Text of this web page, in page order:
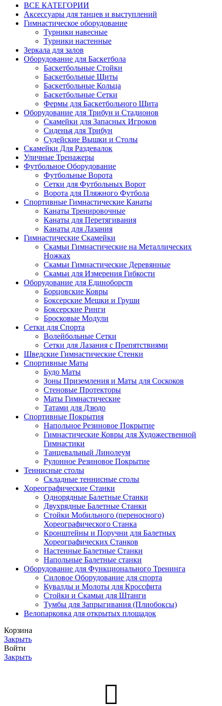
ВСЕ КАТЕГОРИИ
Аксессуары для танцев и выступлений
Гимнастическое оборудование
Турники навесные
Турники настенные
Зеркала для залов
Оборудование для Баскетбола
Баскетбольные Стойки
Баскетбольные Щиты
Баскетбольные Кольца
Баскетбольные Сетки
Фермы для Баскетбольного Щита
Оборудование для Трибун и Стадионов
Скамейки для Запасных Игроков
Сиденья для Трибун
Судейские Вышки и Столы
Скамейки Для Раздевалок
Уличные Тренажеры
Футбольное Оборудование
Футбольные Ворота
Сетки для Футбольных Ворот
Ворота для Пляжного Футбола
Спортивные Гимнастические Канаты
Канаты Тренировочные
Канаты для Перетягивания
Канаты для Лазания
Гимнастические Скамейки
Скамьи Гимнастические на Металлических
Ножках
Скамьи Гимнастические Деревянные
Скамьи для Измерения Гибкости
Оборудование для Единоборств
Борцовские Ковры
Боксерские Мешки и Груши
Боксерские Ринги
Бросковые Модули
Сетки для Спорта
Волейбольные Сетки
Сетки для Лазания с Препятствиями
Шведские Гимнастические Стенки
Спортивные Маты
Будо Маты
Зоны Приземления и Маты для Соскоков
Стеновые Протекторы
Маты Гимнастические
Татами для Дзюдо
Спортивные Покрытия
Напольное Резиновое Покрытие
Гимнастические Ковры для Художественной
Гимнастики
Танцевальный Линолеум
Рулонное Резиновое Покрытие
Теннисные столы
Складные теннисные столы
Хореографические Станки
Однорядные Балетные Станки
Двухрядные Балетные Станки
Стойки Мобильного (переносного)
Хореографического Станка
Кронштейны и Поручни для Балетных
Хореографических Станков
Настенные Балетные Станки
Напольные Балетные станки
Оборудование для Функционального Тренинга
Силовое Оборудование для спорта
Кувалды и Молоты для Кроссфита
Стойки и Скамьи для Штанги
Тумбы для Запрыгивания (Плиобоксы)
Велопарковка для открытых площадок
Корзина
Закрыть
Войти
Закрыть